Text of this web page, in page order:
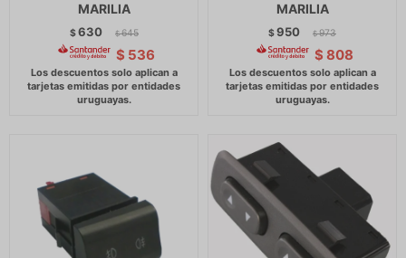
MARILIA
$630 $ 645
$ 536
MARILIA
$950 $ 973
$ 808